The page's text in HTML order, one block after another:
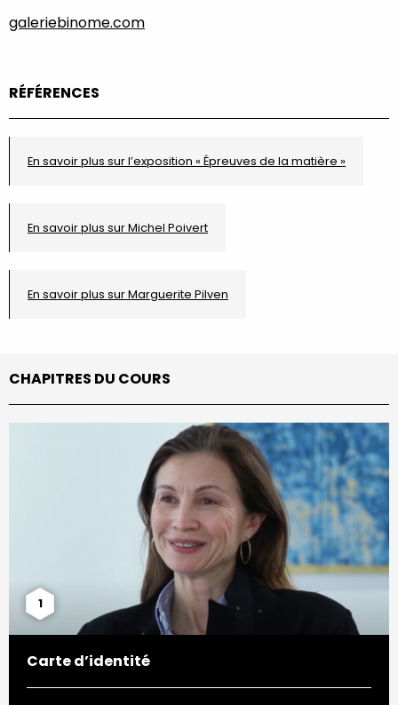
galeriebinome.com
RÉFÉRENCES
En savoir plus sur l’exposition « Épreuves de la matière »
En savoir plus sur Michel Poivert
En savoir plus sur Marguerite Pilven
CHAPITRES DU COURS
1
Carte d’identité